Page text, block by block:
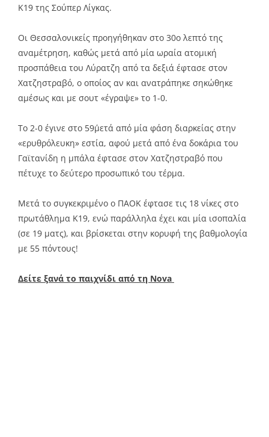
Κ19 της Σούπερ Λίγκας.
Οι Θεσσαλονικείς προηγήθηκαν στο 30ο λεπτό της
αναμέτρηση, καθώς μετά από μία ωραία ατομική
προσπάθεια του Λύρατζη από τα δεξιά έφτασε στον
Χατζηστραβό, ο οποίος αν και ανατράπηκε σηκώθηκε
αμέσως και με σουτ «έγραψε» το 1-0.
Το 2-0 έγινε στο 59΄μετά από μία φάση διαρκείας στην
«ερυθρόλευκη» εστία, αφού μετά από ένα δοκάρια του
Γαϊτανίδη η μπάλα έφτασε στον Χατζηστραβό που
πέτυχε το δεύτερο προσωπικό του τέρμα.
Μετά το συγκεκριμένο ο ΠΑΟΚ έφτασε τις 18 νίκες στο
πρωτάθλημα Κ19, ενώ παράλληλα έχει και μία ισοπαλία
(σε 19 ματς), και βρίσκεται στην κορυφή της βαθμολογία
με 55 πόντους!
Δείτε ξανά το παιχνίδι από τη Nova